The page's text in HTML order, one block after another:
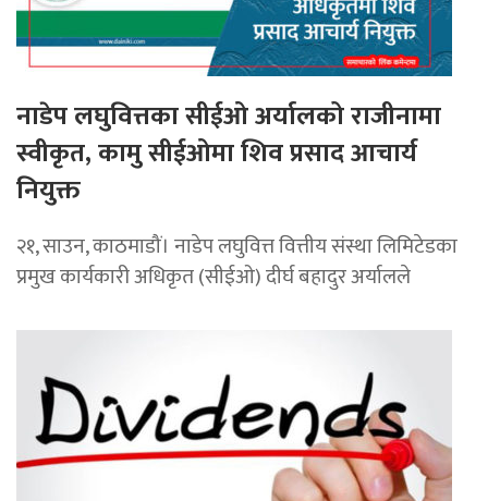
नाडेप लघुवित्तका सीईओ अर्यालको राजीनामा
स्वीकृत, कामु सीईओमा शिव प्रसाद आचार्य
नियुक्त
२१, साउन, काठमाडौं। नाडेप लघुवित्त वित्तीय संस्था लिमिटेडका
प्रमुख कार्यकारी अधिकृत (सीईओ) दीर्घ बहादुर अर्यालले